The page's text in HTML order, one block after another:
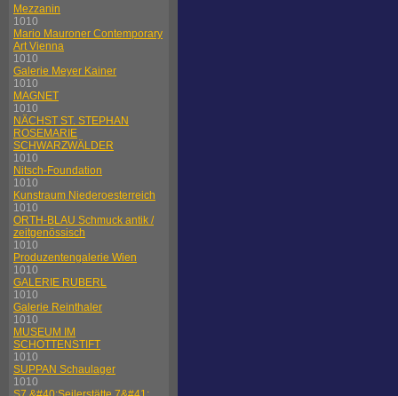
Mezzanin
1010
Mario Mauroner Contemporary
Art Vienna
1010
Galerie Meyer Kainer
1010
MAGNET
1010
NÄCHST ST. STEPHAN
ROSEMARIE
SCHWARZWÄLDER
1010
Nitsch-Foundation
1010
Kunstraum Niederoesterreich
1010
ORTH-BLAU Schmuck antik /
zeitgenössisch
1010
Produzentengalerie Wien
1010
GALERIE RUBERL
1010
Galerie Reinthaler
1010
MUSEUM IM
SCHOTTENSTIFT
1010
SUPPAN Schaulager
1010